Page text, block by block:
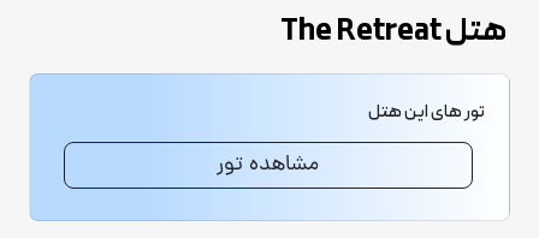
هتل The Retreat
تور های این هتل
مشاهده تور